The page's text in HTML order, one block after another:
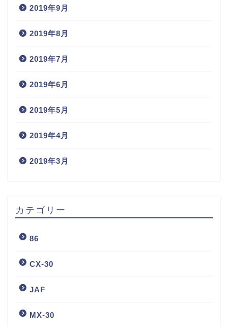
2019年9月
2019年8月
2019年7月
2019年6月
2019年5月
2019年4月
2019年3月
カテゴリー
86
CX-30
JAF
MX-30